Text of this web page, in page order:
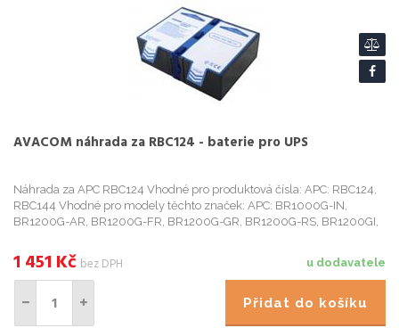
AVACOM náhrada za RBC124 - baterie pro UPS
Náhrada za APC RBC124 Vhodné pro produktová čísla: APC: RBC124,
RBC144 Vhodné pro modely těchto značek: APC: BR1000G-IN,
BR1200G-AR, BR1200G-FR, BR1200G-GR, BR1200G-RS, BR1200GI,
BR1500G-CN, BR1500...
u dodavatele
1 451 Kč bez DPH
Přidat do košíku